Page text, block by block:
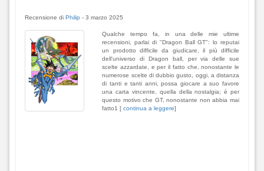
Recensione di Philip - 3 marzo 2025
Qualche tempo fa, in una delle mie ultime
recensioni, parlai di "Dragon Ball GT": lo reputai
un prodotto difficile da giudicare, il più difficile
dell'universo di Dragon ball, per via delle sue
scelte azzardate, e per il fatto che, nonostante le
numerose scelte di dubbio gusto, oggi, a distanza
di tanti e tanti anni, possa giocare a suo favore
una carta vincente, quella della nostalgia; è per
questo motivo che GT, nonostante non abbia mai
fatto1 [continua a leggere]